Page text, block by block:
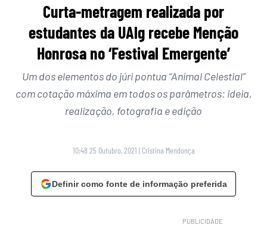
Curta-metragem realizada por
estudantes da UAlg recebe Menção
Honrosa no ‘Festival Emergente’
Um dos elementos do júri pontua “Animal Celestial”
com cotação máxima em todos os parâmetros: ideia,
realização, fotografia e edição
10:48 25 Outubro, 2021 | Cristina Mendonça
Definir como fonte de informação preferida